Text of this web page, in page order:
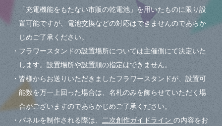
「充電機能をもたない市販の乾電池」を用いたものに限り設
置可能ですが、電池交換などの対応はできませんのであらか
じめご了承ください。
・フラワースタンドの設置場所については主催側にて決定いた
します。設置場所や設置順の指定はできません。
・皆様からお送りいただきましたフラワースタンドが、設置可
能数を万一上回った場合は、名札のみを飾らせていただく場
合がございますのであらかじめご了承ください。
・パネルを制作される際は、二次創作ガイドライン の内容をお